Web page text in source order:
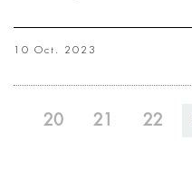
10 Oct. 2023
20 21 22